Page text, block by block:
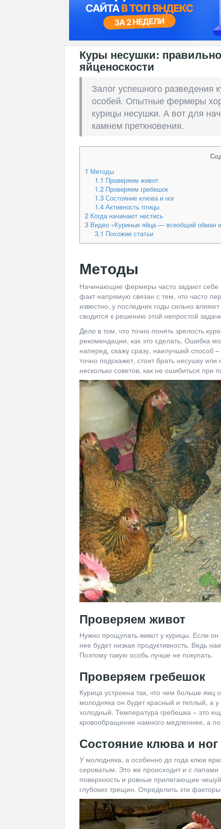
Куры несушки:
яйценоскости
Залог успешного разведения
особей. Опытные фермеры
курицы несушки. А вот для
камнем преткновения.
1 Методы
1.1 Проверяем живот
1.2Проверяем гребешок
1.3Состояние клюва и ног
1.4Активность птицы
2 Когда начинают нестись
3 Видео «Куриные яйца — всеобщий обман
3.1 Похожие статьи
Методы
Начинающие фермеры часто задают себе
факт напрямую связан с тем, что часто
известно, у последних годы сильно
сводится к решению этой непростой
Дело в том, что точно понять зрелость
рекомендации, как это сделать. Ошибка
наперед, скажу сразу, наилучший способ
точно подскажет, стоит брать несушку
несколько советов, как не ошибиться при
Проверяем живот
Нужно прощупать живот у курицы. Если
нее будет низкая продуктивность. Ведь
Поэтому такую особь лучше не покупать.
Проверяем гребешок
Курица устроена так, что чем больше яиц
молодняка он будет красный и теплый, а
холодный. Температура гребешка – это
кровообращение намного медленнее, а
Состояние клюва и ног
У молодняка, а особенно до года клюв
сероватым. Это же происходит и с
поверхность и ровные прилегающие
глубоких трещин. Определить эти